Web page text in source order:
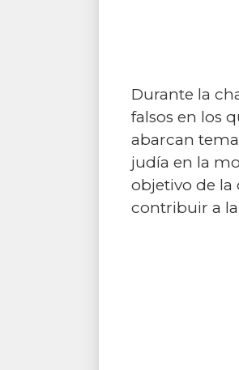
Durante la
falsos en los
abarcan
judía en la
objetivo de la
contribuir a